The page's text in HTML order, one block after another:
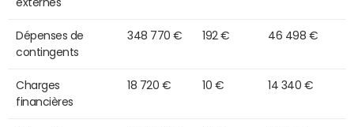
externes
Dépenses de
contingents
348 770 € 192 € 46 498 €
Charges
financières
18 720 € 10 € 14 340 €